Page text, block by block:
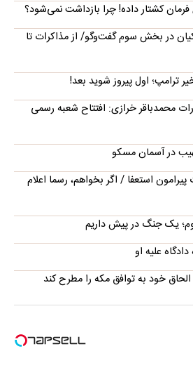
فرمان کشتار داده! چرا بازداشت نمی‌شود؟
در بخش سوم گفت‌وگو/ از مذاکرات تا
ترامپ؛ اول پیروز شوید بعد!
محمدباقر خرازی: افتتاح شعبه رسمی
در آسمان مسکو
استعفا / اگر بخواهم، رسما اعلام
یک جنگ در پیش داریم
علیه او
خود به توافق مکه را مطرح کند